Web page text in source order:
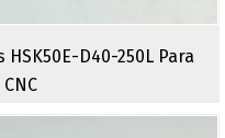
D40-250L Para